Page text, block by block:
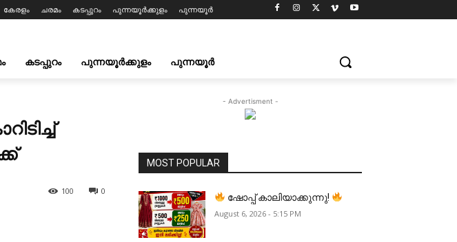
കേരളം ചരമം കടപ്പുറം പുന്നയൂർക്കുളം പുന്നയൂർ
കടപ്പുറം പുന്നയൂർക്കുളം പുന്നയൂർ
0
100
- Advertisment -
MOST POPULAR
ഷോപ്പ് കാലിയാക്കുന്നു!
August 6, 2026 - 5:15 PM